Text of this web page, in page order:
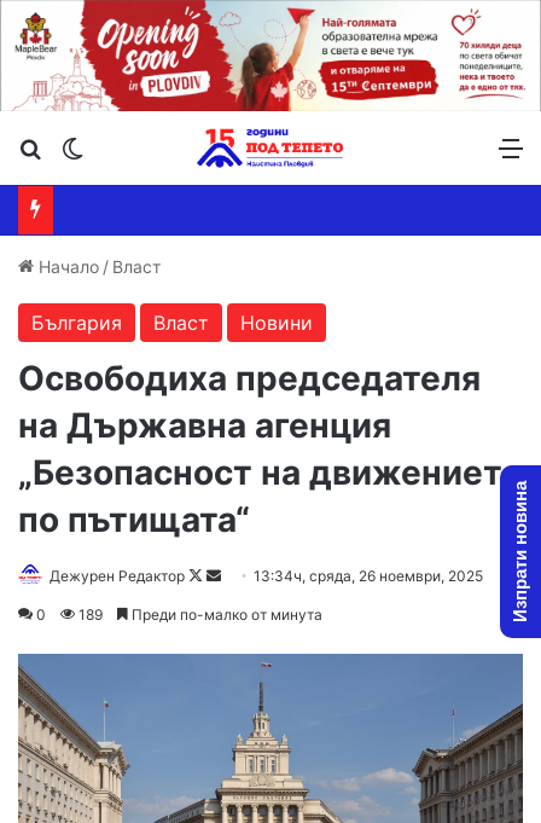
Търсене ...
Начало / Власт
България Власт Новини
Освободиха председателя
на Държавна агенция
„Безопасност на движението
по пътищата“
Дежурен Редактор
Follow
Send13:34ч, сряда, 26 ноември, 2025
0 189 Преди по-малко от минута Изпрати новина